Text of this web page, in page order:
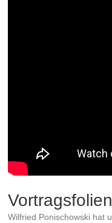
Vortragsfolien
Wilfried Ponischowski hat